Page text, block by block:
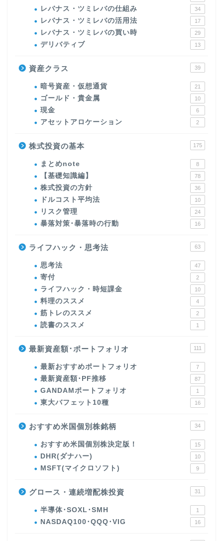
レバナス・ツミレバの仕組み 34
レバナス・ツミレバの活用法 17
レバナス・ツミレバの買い時 29
デリバティブ 13
資産クラス 39
暗号資産・仮想通貨 21
ゴールド・貴金属 10
現金 6
アセットアロケーション 2
株式投資の基本 175
まとめnote 8
【基礎知識編】 78
株式投資の方針 36
ドルコスト平均法 10
リスク管理 24
暴落対策･暴落時の行動 16
ライフハック・思考法 63
思考法 47
寄付 2
ライフハック・時短課金 10
料理のススメ 4
筋トレのススメ 2
読書のススメ 1
最新資産額･ポートフォリオ 111
最新おすすめポートフォリオ 7
最新資産額･PF推移 87
GANDAMポートフォリオ 1
東大バフェット10種 16
おすすめ米国個別株銘柄 34
おすすめ米国個別株決定版！ 15
DHR(ダナハー) 10
MSFT(マイクロソフト) 9
グロース・連続増配株投資 31
半導体･SOXL･SMH 1
NASDAQ100･QQQ･VIG 16